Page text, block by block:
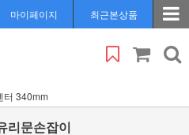
마이페이지 최근본상품
터 340mm
리문손잡이